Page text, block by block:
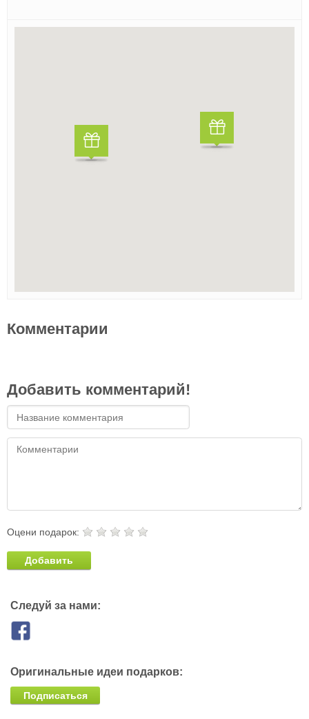
Комментарии
Добавить комментарий!
Оцени подарок:
Добавить
Следуй за нами:
Оригинальные идеи подарков:
Подписаться